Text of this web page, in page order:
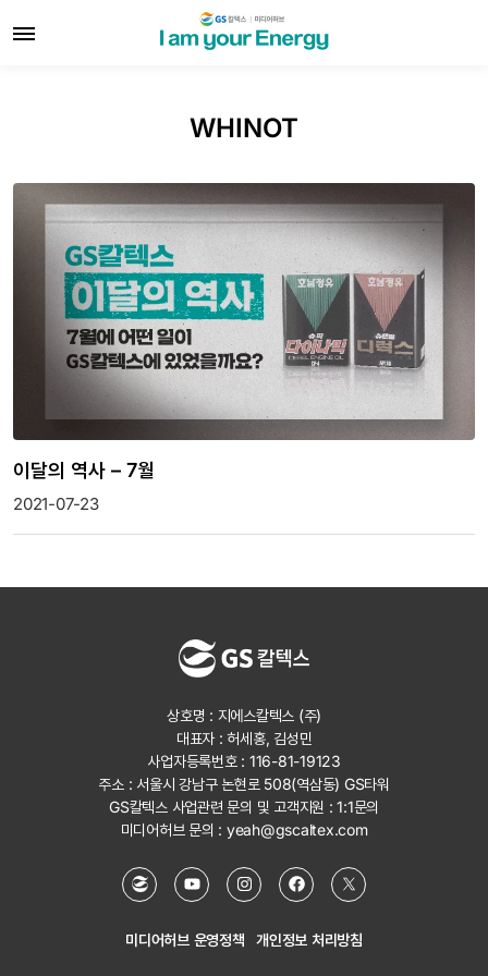
WHINOT
이달의 역사 – 7월
2021-07-23
상호명 : 지에스칼텍스 (주)
대표자 : 허세홍, 김성민
사업자등록번호 : 116-81-19123
주소 : 서울시 강남구 논현로 508(역삼동) GS타워
GS칼텍스 사업관련 문의 및 고객지원 :1:1문의
미디어허브 문의 : yeah@gscaltex.com
미디어허브 운영정책 개인정보 처리방침